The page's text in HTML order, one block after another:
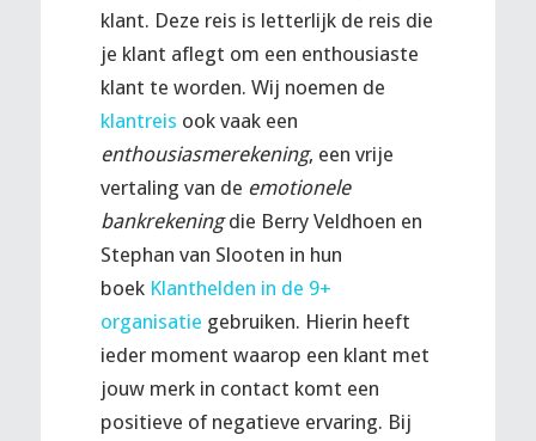
klant. Deze reis is letterlijk de reis die
je klant aflegt om een enthousiaste
klant te worden. Wij noemen de
klantreis ook vaak een
enthousiasmerekening, een vrije
vertaling van de emotionele
bankrekeningdie Berry Veldhoen en
Stephan van Slooten in hun
boek Klanthelden in de 9+
organisatie gebruiken. Hierin heeft
ieder moment waarop een klant met
jouw merk in contact komt een
positieve of negatieve ervaring. Bij